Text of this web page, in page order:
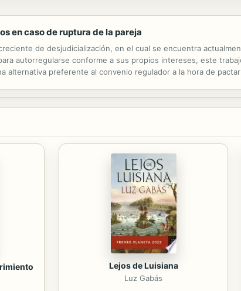
en caso de ruptura de la pareja
de desjudicialización, en el cual se encuentra
autorregularse conforme a sus propios intereses, este
alternativa preferente al convenio regulador a la hora de
Lejos de Luisiana
Luz Gabás